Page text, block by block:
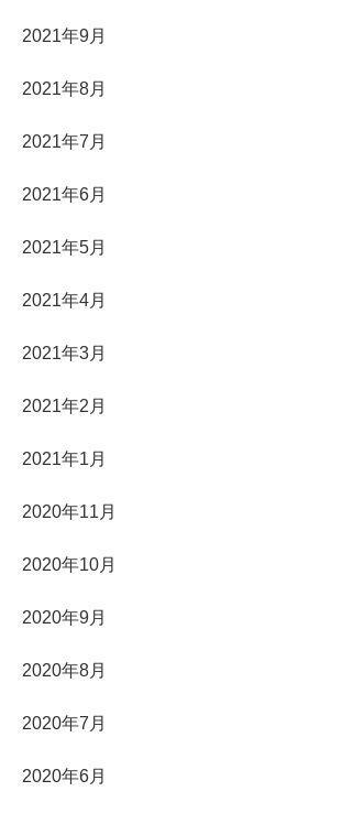
2021年9月
2021年8月
2021年7月
2021年6月
2021年5月
2021年4月
2021年3月
2021年2月
2021年1月
2020年11月
2020年10月
2020年9月
2020年8月
2020年7月
2020年6月